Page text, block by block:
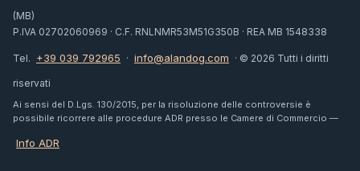
(MB)
P.IVA 02702060969 · C.F. RNLNMR53M51G350B · REA MB 1548338
Tel. +39 039 792965 · info@alandog.com · © 2026 Tutti i diritti
riservati
Ai sensi del D.Lgs. 130/2015, per la risoluzione delle controversie è
possibile ricorrere alle procedure ADR presso le Camere di Commercio —
Info ADR